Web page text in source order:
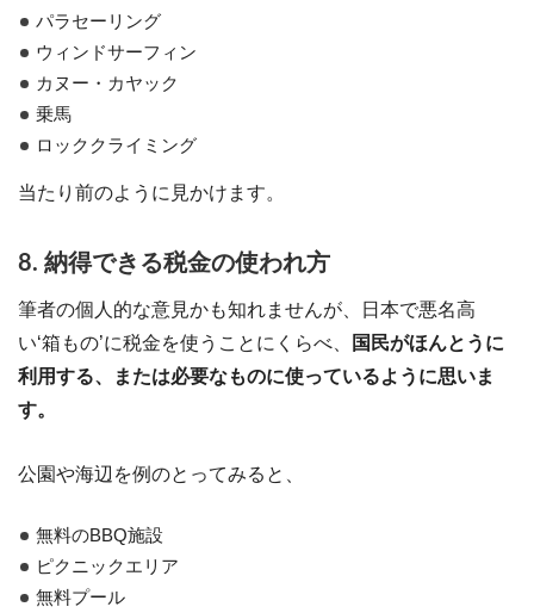
パラセーリング
ウィンドサーフィン
カヌー・カヤック
乗馬
ロッククライミング
当たり前のように見かけます。
8. 納得できる税金の使われ方
筆者の個人的な意見かも知れませんが、日本で悪名高
い‘箱もの’に税金を使うことにくらべ、
国民がほんとうに
利用する、または必要なものに使っているように思いま
す。
公園や海辺を例のとってみると、
無料のBBQ施設
ピクニックエリア
無料プール